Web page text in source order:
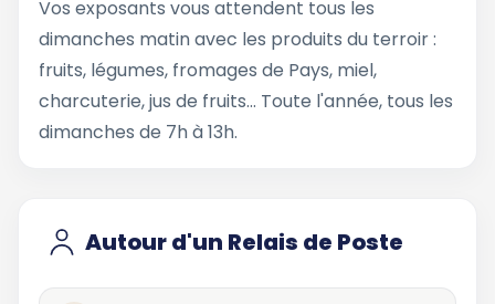
Vos exposants vous attendent tous les
dimanches matin avec les produits du terroir :
fruits, légumes, fromages de Pays, miel,
charcuterie, jus de fruits... Toute l'année, tous les
dimanches de 7h à 13h.
Autour d'un Relais de Poste